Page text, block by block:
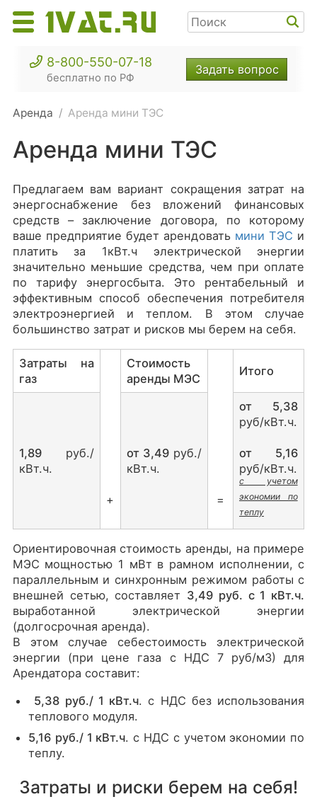
8-800-550-07-18
бесплатно по РФ
Задать вопрос
Аренда Аренда мини ТЭС
Аренда мини ТЭС
Предлагаем вам вариант сокращения затрат на
энергоснабжение без вложений финансовых
средств – заключение договора, по которому
ваше предприятие будет арендовать мини ТЭС и
платить за 1кВт.ч электрической энергии
значительно меньшие средства, чем при оплате
по тарифу энергосбыта. Это рентабельный и
эффективным способ обеспечения потребителя
электроэнергией и теплом. В этом случае
большинство затрат и рисков мы берем на себя.
Затраты на
газ
+
Стоимость
аренды МЭС
=
Итого
1,89 руб./
кВт.ч.
от 3,49 руб./
кВт.ч.
от 5,38
руб/кВт.ч.
от 5,16
руб/кВт.ч.
с учетом
экономии по
теплу
Ориентировочная стоимость аренды, на примере
МЭС мощностью 1 мВт в рамном исполнении, с
параллельным и синхронным режимом работы с
внешней сетью, составляет 3,49 руб. с 1 кВт.ч.
выработанной электрической энергии
(долгосрочная аренда).
В этом случае себестоимость электрической
энергии (при цене газа с НДС 7 руб/м3) для
Арендатора составит:
5,38 руб./ 1 кВт.ч. с НДС без использования
теплового модуля.
5,16 руб./ 1 кВт.ч. с НДС с учетом экономии по
теплу.
Затраты и риски берем на себя!